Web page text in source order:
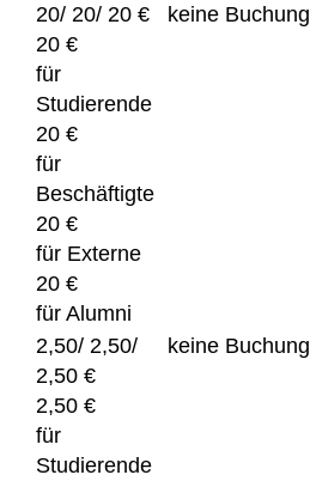
20/ 20/ 20 €
20 €
für
Studierende
20 €
für
Beschäftigte
20 €
für Externe
20 €
für Alumni
keine Buchung
2,50/ 2,50/
2,50 €
2,50 €
für
Studierende
keine Buchung